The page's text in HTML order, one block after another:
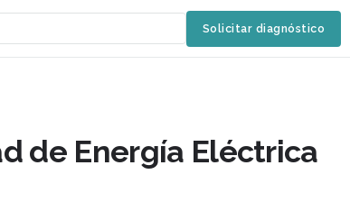
Solicitar diagnóstico
de Energía Eléctrica